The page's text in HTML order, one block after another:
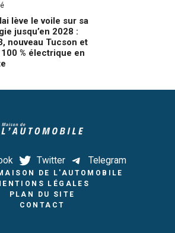
lève le voile sur sa
jusqu’en 2028 :
nouveau Tucson et
% électrique en
Twitter Telegram
DE L'AUTOMOBILE
LÉGALES
PLAN DU SITE
CONTACT